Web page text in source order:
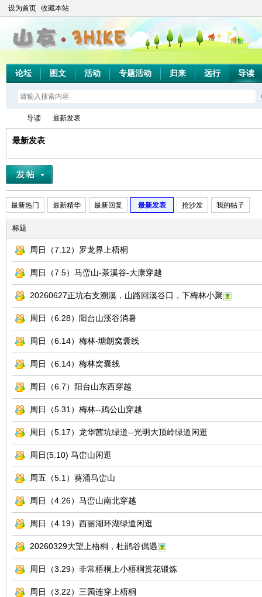
设为首页 收藏本站
论坛 图文 活动 专题活动 归来 远行 导读
山
友
»
导读
›
最新发表
最新发表
最新热门 最新精华 最新回复 最新发表 抢沙发 我的帖子
标题
周日（7.12）罗龙界上梧桐
周日（7.5）马峦山-茶溪谷-大康穿越
20260627正坑右支溯溪，山路回溪谷口，下梅林小聚
周日（6.28）阳台山溪谷消暑
周日（6.14）梅林-塘朗窝囊线
周日（6.14）梅林窝囊线
周日（6.7）阳台山东西穿越
周日（5.31）梅林--鸡公山穿越
周日（5.17）龙华茜坑绿道--光明大顶岭绿道闲逛
周日(5.10) 马峦山闲逛
周五（5.1）葵涌马峦山
周日（4.26）马峦山南北穿越
周日（4.19）西丽湖环湖绿道闲逛
20260329大望上梧桐，杜鹃谷偶遇
周日（3.29）非常梧桐上小梧桐赏花锻炼
周日（3.22）三园连穿上梧桐